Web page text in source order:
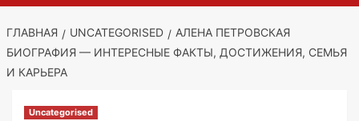
ГЛАВНАЯ UNCATEGORISED
АЛЕНА ПЕТРОВСКАЯ
БИОГРАФИЯ — ИНТЕРЕСНЫЕ ФАКТЫ, ДОСТИЖЕНИЯ, СЕМЬЯ
И КАРЬЕРА
Uncategorised